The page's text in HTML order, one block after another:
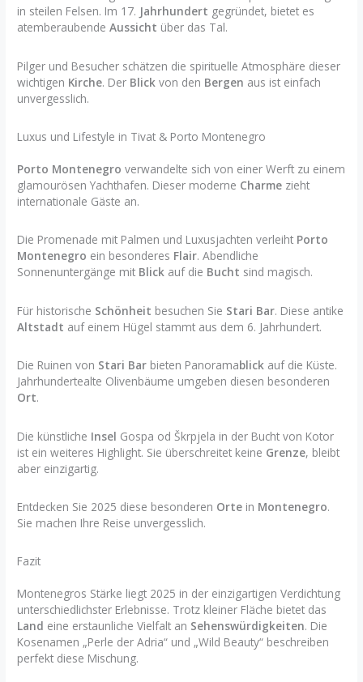
in steilen Felsen. Im 17. Jahrhundert gegründet, bietet es
atemberaubendeAussicht über das Tal.
Pilger und Besucher schätzen die spirituelle Atmosphäre dieser
wichtigen Kirche. Der Blick von den Bergen aus ist einfach
unvergesslich.
Luxus und Lifestyle in Tivat & Porto Montenegro
Porto Montenegro verwandelte sich von einer Werft zu einem
glamourösen Yachthafen. Dieser moderne Charme zieht
internationale Gäste an.
Die Promenade mit Palmen und Luxusjachten verleiht Porto
Montenegro ein besonderes Flair. Abendliche
Sonnenuntergänge mit Blick auf die Bucht sind magisch.
Für historische Schönheit besuchen Sie Stari Bar. Diese antike
Altstadt auf einem Hügel stammt aus dem 6. Jahrhundert.
Die Ruinen von Stari Bar bieten Panoramablick auf die Küste.
Jahrhundertealte Olivenbäume umgeben diesen besonderen
Ort.
Die künstliche Insel Gospa od Škrpjela in der Bucht von Kotor
ist ein weiteres Highlight. Sie überschreitet keine Grenze, bleibt
aber einzigartig.
Entdecken Sie 2025 diese besonderen Orte in Montenegro.
Sie machen Ihre Reise unvergesslich.
Fazit
Montenegros Stärke liegt 2025 in der einzigartigen Verdichtung
unterschiedlichster Erlebnisse. Trotz kleiner Fläche bietet das
Land eine erstaunliche Vielfalt an Sehenswürdigkeiten. Die
Kosenamen „Perle der Adria“ und „Wild Beauty“ beschreiben
perfekt diese Mischung.